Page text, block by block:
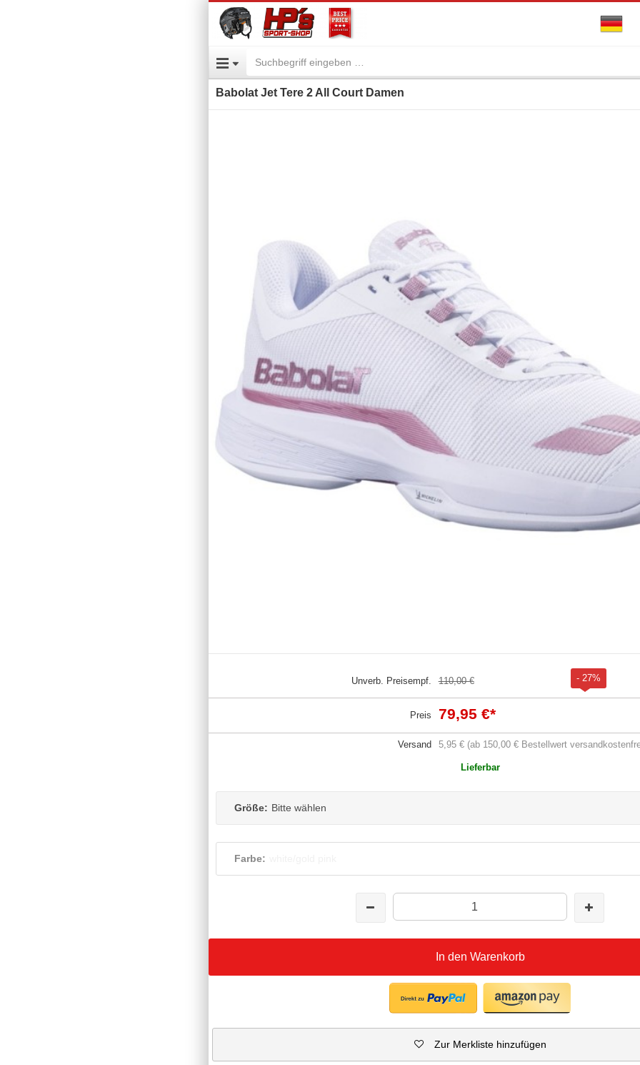
Babolat Jet Tere 2 All Court Damen
Unverb. Preisempf. 110,00 € - 27%
Preis 79,95 €*
Versand 5,95 € (ab 150,00 € Bestellwert
Lieferbar
Größe: Bitte wählen
Farbe:
In den Warenkorb
Zur Merkliste hinzufügen